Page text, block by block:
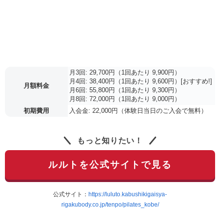
月額料金
月3回: 29,700円（1回あたり 9,900円）
月4回: 38,400円（1回あたり 9,600円）[おすすめ!]
月6回: 55,800円（1回あたり 9,300円）
月8回: 72,000円（1回あたり 9,000円）
初期費用
入会金: 22,000円（体験日当日のご入会で無料）
もっと知りたい！
ルルトを公式サイトで見る
公式サイト： https://luluto.kabushikigaisya-
rigakubody.co.jp/tenpo/pilates_kobe/